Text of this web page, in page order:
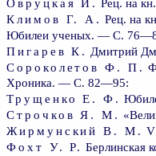
Овруцкая И. Рец. на
Климов Г. А. Рец. на
Юбилеи ученых. — С.
Пигарев К. Дмитрий
Сороколетов Ф. П.
Хроника. — С. 82—95:
Трущенко Е. Ф.
Строчков Я. М.
Жирмунский В. М.
Фохт У. Р. Берлинская